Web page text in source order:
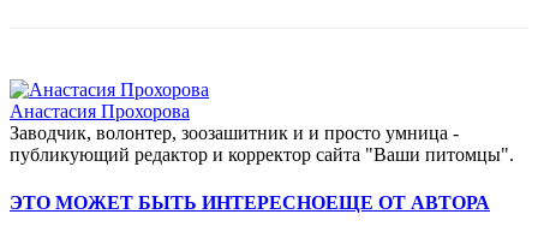
Анастасия Прохорова
Заводчик, волонтер, зоозашитник и и просто умница -
публикующий редактор и корректор сайта "Ваши питомцы".
ЭТО МОЖЕТ БЫТЬ ИНТЕРЕСНОЕЩЕ ОТ АВТОРА